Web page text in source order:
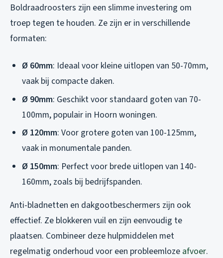
Boldraadroosters zijn een slimme investering om
troep tegen te houden. Ze zijn er in verschillende
formaten:
Ø 60mm: Ideaal voor kleine uitlopen van 50-70mm,
vaak bij compacte daken.
Ø 90mm: Geschikt voor standaard goten van 70-
100mm, populair in Hoorn woningen.
Ø 120mm: Voor grotere goten van 100-125mm,
vaak in monumentale panden.
Ø 150mm: Perfect voor brede uitlopen van 140-
160mm, zoals bij bedrijfspanden.
Anti-bladnetten en dakgootbeschermers zijn ook
effectief. Ze blokkeren vuil en zijn eenvoudig te
plaatsen. Combineer deze hulpmiddelen met
regelmatig onderhoud voor een probleemloze afvoer.